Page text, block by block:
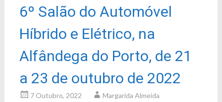
6º Salão do Automóvel
Híbrido e Elétrico, na
Alfândega do Porto, de 21
a 23 de outubro de 2022
7 Outubro, 2022 Margarida Almeida